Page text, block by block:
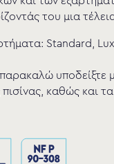
του μια
Standard,
υποδείξτε
πισίνας, καθώς και